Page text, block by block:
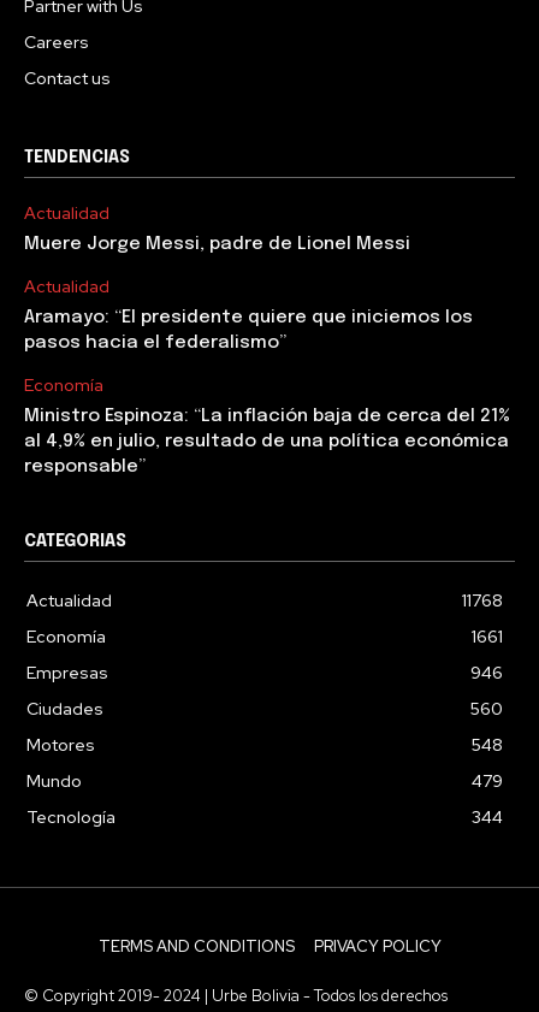
Partner with Us
Careers
Contact us
TENDENCIAS
Actualidad
Muere Jorge Messi, padre de Lionel Messi
Actualidad
Aramayo: “El presidente quiere que iniciemos los
pasos hacia el federalismo”
Economía
Ministro Espinoza: “La inflación baja de cerca del 21%
al 4,9% en julio, resultado de una política económica
responsable”
CATEGORIAS
Actualidad
11768
Economía
1661
Empresas
946
Ciudades
560
Motores
548
Mundo
479
Tecnología
344
TERMS AND CONDITIONS PRIVACY POLICY
© Copyright 2019- 2024 | Urbe Bolivia - Todos los derechos